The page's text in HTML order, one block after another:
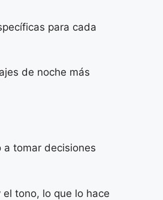
para cada
de noche más
a tomar decisiones
tono, lo que lo hace